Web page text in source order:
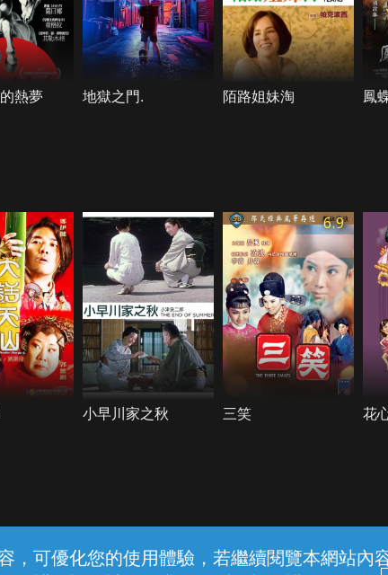
，可優化您的使用體驗，若繼續閱覽本網站內
熱夢 地獄之門. 陌路姐妹淘 鳳
小早川家之秋
6.9
三笑 花
線上客服 服務條款 隱私權保護